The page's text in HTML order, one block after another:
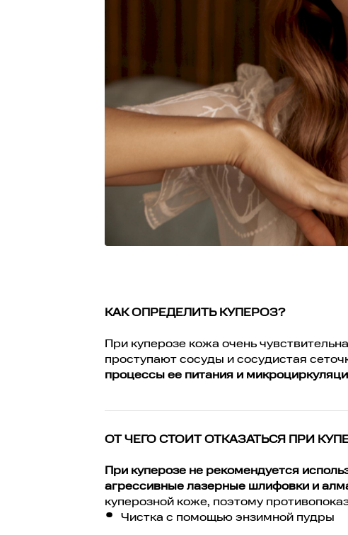
КАК ОПРЕДЕЛИТЬ КУПЕРОЗ?
При куперозе кожа очень
проступают сосуды и сосудистая
процессы ее питания и
ОТ ЧЕГО СТОИТ ОТКАЗАТЬСЯ ПРИ
При куперозе не рекомендуется
агрессивные лазерные шлифовки и
куперозной коже, поэтому
Чистка с помощью энзимной пудры